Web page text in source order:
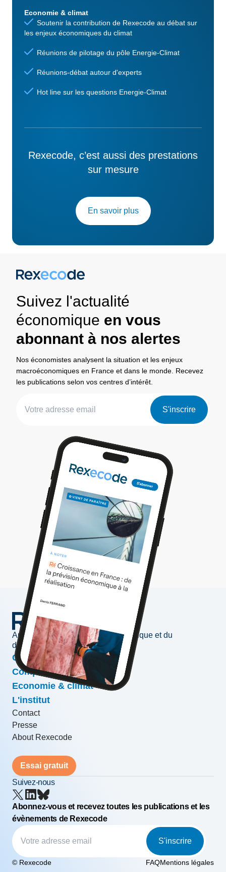
Economie & climat
Soutenir la contribution de Rexecode au débat sur
les enjeux économiques du climat
Réunions de pilotage du pôle Energie-Climat
Réunions-débat autour d'experts
Hot line sur les questions Energie-Climat
Rexecode, c’est aussi des prestations
sur mesure
En savoir plus
Suivez l'actualité
économique en vous
abonnant à nos alertes
Nos économistes analysent la situation et les enjeux
macroéconomiques en France et dans le monde. Recevez
les publications selon vos centres d’intérêt.
S'inscrire
Au service de l'information économique et du
développement des entreprises
Conjoncture & prévisions
Compétitivité & croissance
Economie & climat
L'institut
Contact
Presse
About Rexecode
Essai gratuit
Suivez-nous
Abonnez-vous et recevez toutes les publications et les
évènements de Rexecode
S'inscrire
© Rexecode FAQMentions légales